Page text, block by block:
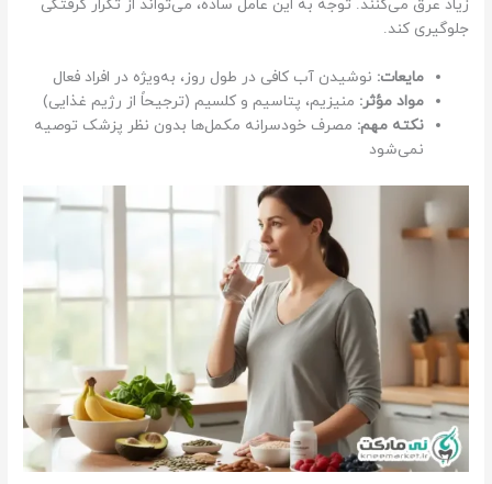
زیاد عرق می‌کنند. توجه به این عامل ساده، می‌تواند از تکرار گرفتگی
جلوگیری کند.
مایعات: نوشیدن آب کافی در طول روز، به‌ویژه در افراد فعال
مواد مؤثر: منیزیم، پتاسیم و کلسیم (ترجیحاً از رژیم غذایی)
نکته مهم: مصرف خودسرانه مکمل‌ها بدون نظر پزشک توصیه
نمی‌شود